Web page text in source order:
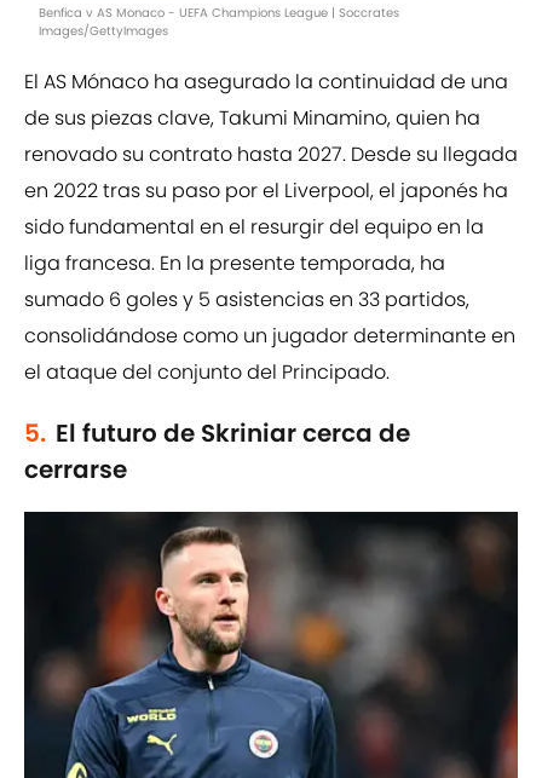
Benfica v AS Monaco - UEFA Champions League | Soccrates
Images/GettyImages
El AS Mónaco ha asegurado la continuidad de una
de sus piezas clave, Takumi Minamino, quien ha
renovado su contrato hasta 2027. Desde su llegada
en 2022 tras su paso por el Liverpool, el japonés ha
sido fundamental en el resurgir del equipo en la
liga francesa. En la presente temporada, ha
sumado 6 goles y 5 asistencias en 33 partidos,
consolidándose como un jugador determinante en
el ataque del conjunto del Principado.
5. El futuro de Skriniar cerca de
cerrarse